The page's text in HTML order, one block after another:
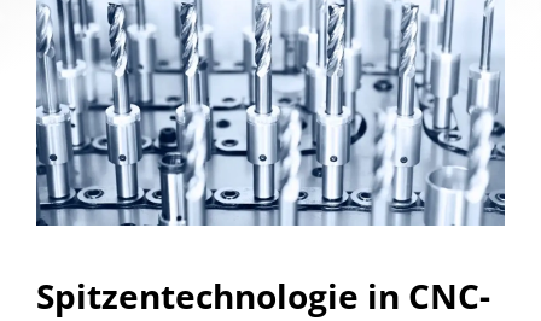
Spitzentechnologie in CNC-